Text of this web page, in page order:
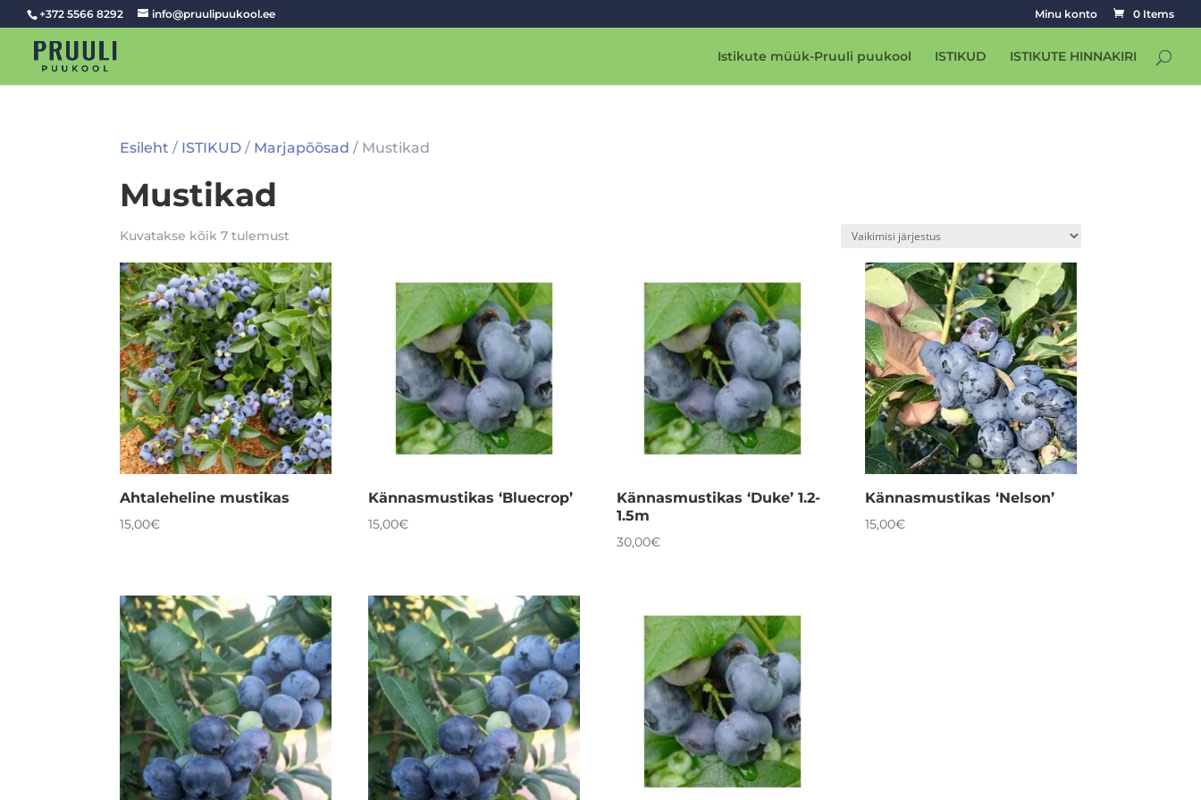
+372 5566 8292 info@pruulipuukool.ee Minu konto 0 Items
Istikute müük-Pruuli puukool ISTIKUD ISTIKUTE HINNAKIRI
Esileht / ISTIKUD / Marjapõõsad / Mustikad
Mustikad
Kuvatakse kõik 7 tulemust
Ahtaleheline mustikas
15,00€
Kännasmustikas ‘Bluecrop’
15,00€
Kännasmustikas ‘Duke’ 1.2-
1.5m
30,00€
Kännasmustikas ‘Nelson’
15,00€